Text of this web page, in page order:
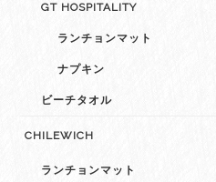
GT HOSPITALITY
ランチョンマット
ナプキン
ビーチタオル
CHILEWICH
ランチョンマット